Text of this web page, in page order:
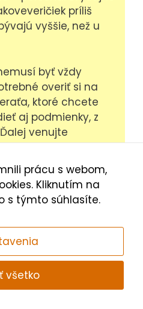
príliš
vyššie, než u
byť vždy
overiť si na
ktoré chcete
aj podmienky, z
venujte
malá vakoška
nosa, či iné
naznačovať
každom prípade je
si, či je mláďa
a odísť s vami
prácu s webom,
Kliknutím na
s týmto súhlasíte.
všetko